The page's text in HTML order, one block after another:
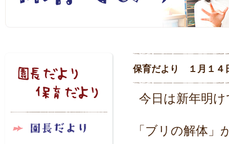
保育だより １月１４
今日は新年明
「ブリの解体